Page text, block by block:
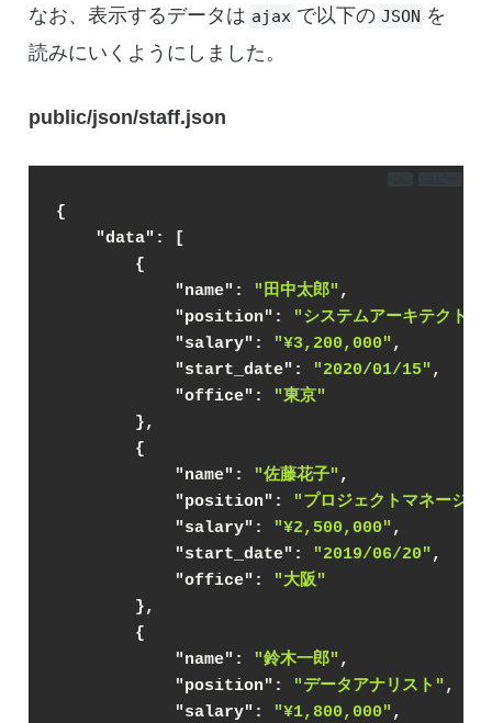
なお、表示するデータは ajax で以下の JSON を
読みにいくようにしました。
public/json/staff.json
{
"data" : [
        {
"name" : "田中太郎",
"position" : "システムアーキテクト"
"salary" : "¥3,200,000",
"start_date" : "2020/01/15",
"office" : "東京"
        },
        {
"name" : "佐藤花子",
"position" : "プロジェクトマネージャ
"salary" : "¥2,500,000",
"start_date" : "2019/06/20",
"office" : "大阪"
        },
        {
"name" : "鈴木一郎",
"position" : "データアナリスト",
"salary" : "¥1,800,000",